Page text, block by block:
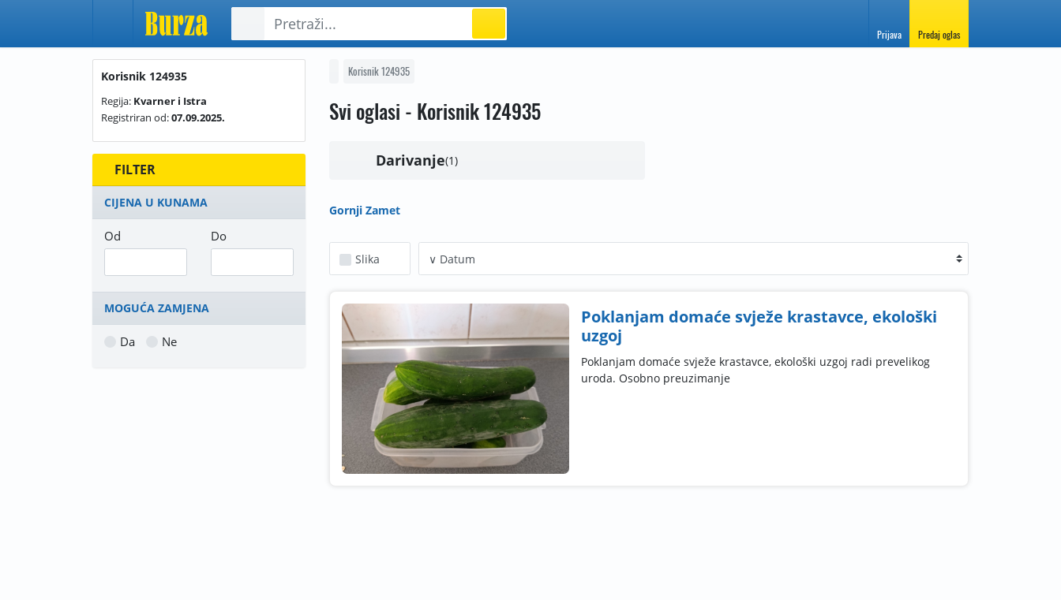
Prijava Predaj oglas
Korisnik 124935
Regija: Kvarner i Istra
Registriran od:07.09.2025.
FILTER
CIJENA U KUNAMA
Od Do
MOGUĆA ZAMJENA
Da Ne
Korisnik 124935
Svi oglasi - Korisnik 124935
Darivanje 1
Gornji Zamet
Slika
Poklanjam domaće svježe krastavce, ekološki
uzgoj
Poklanjam domaće svježe krastavce, ekološki uzgoj radi prevelikog
uroda. Osobno preuzimanje